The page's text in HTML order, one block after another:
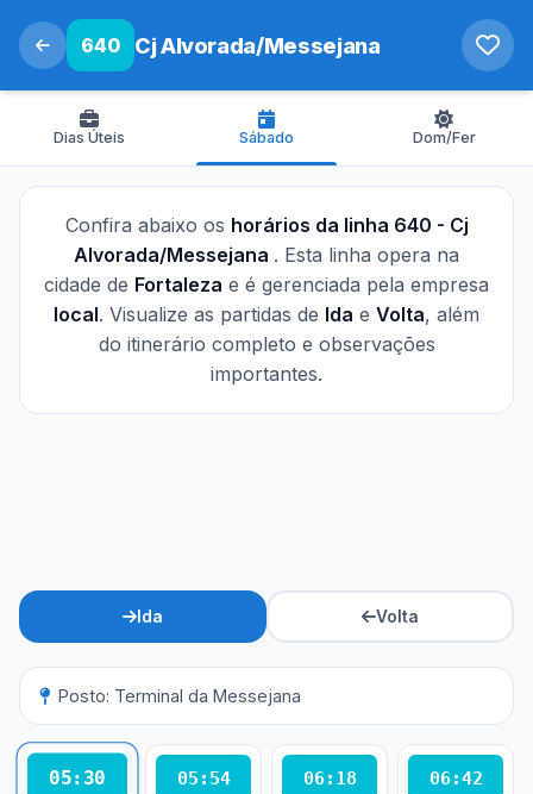
640 Cj Alvorada/Messejana
Dias Úteis Sábado Dom/Fer
Confira abaixo os horários da linha 640 - Cj
Alvorada/Messejana . Esta linha opera na
cidade de Fortaleza e é gerenciada pela empresa
local. Visualize as partidas de Ida e Volta, além
do itinerário completo e observações
importantes.
Ida Volta
Posto: Terminal da Messejana
05:30 05:54 06:18 06:42